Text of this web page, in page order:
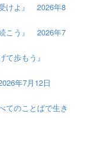
けよ』 2026年8
こう』 2026年7
て歩もう』
年7月12日
のことばで生き